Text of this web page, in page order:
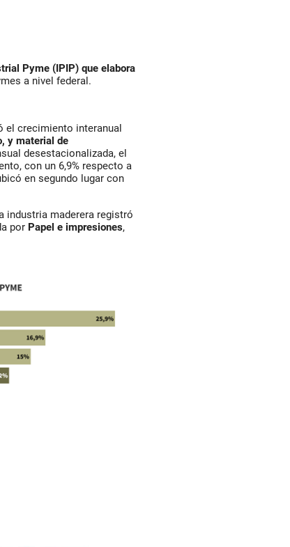
Pyme (IPIP) que elabora
a nivel federal.
el crecimiento interanual
y material de
desestacionalizada, el
con un 6,9% respecto a
en segundo lugar con
industria maderera registró
por Papel e impresiones,